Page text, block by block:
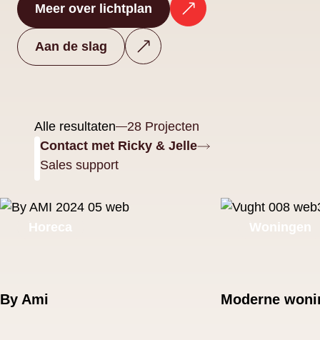
Meer over lichtplan
Aan de slag
Alle resultaten 28 Projecten
Contact met Ricky & Jelle
Sales support
Horeca
By Ami
Woningen
Moderne